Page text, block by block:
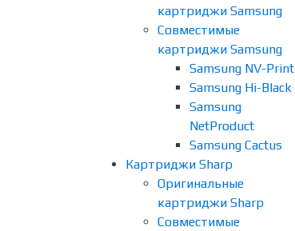
картриджи Samsung
Совместимые
картриджи Samsung
Samsung NV-Print
Samsung Hi-Black
Samsung
NetProduct
Samsung Cactus
Картриджи Sharp
Оригинальные
картриджи Sharp
Совместимые